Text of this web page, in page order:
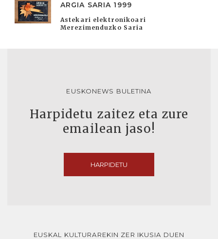
ARGIA SARIA 1999
Astekari elektronikoari
Merezimenduzko Saria
EUSKONEWS BULETINA
Harpidetu zaitez eta zure
emailean jaso!
HARPIDETU
EUSKAL KULTURAREKIN ZER IKUSIA DUEN